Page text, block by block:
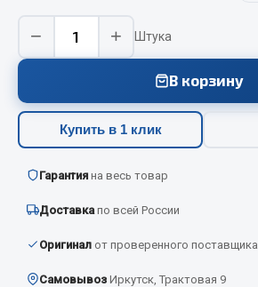
Аптечки и знаки автомобильные
Брызговики
Вентиляторы кабины
− + Штука
В корзину
Купить в 1 клик
Гарантия на весь товар
Доставка по всей России
Оригинал от проверенного поставщика
Самовывоз Иркутск, Трактовая 9